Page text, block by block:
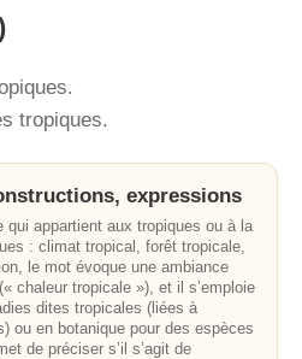
tropiques.
expressions
appartient aux tropiques ou à la
: climat tropical, forêt tropicale,
le mot évoque une ambiance
chaleur tropicale »), et il s’emploie
dites tropicales (liées à
ou en botanique pour des espèces
de préciser s’il s’agit de